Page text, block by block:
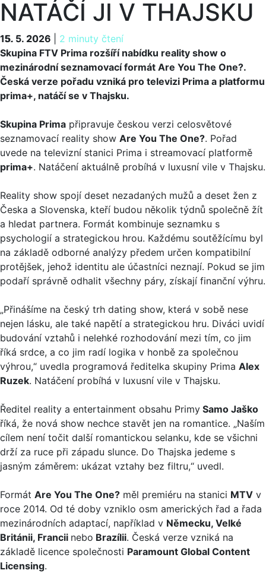
NATÁČÍ JI V THAJSKU
15. 5. 2026 2 minuty čtení
15. 5. 2026
Skupina FTV Prima rozšíří nabídku reality show o
mezinárodní seznamovací formát Are You The One?.
Česká verze pořadu vzniká pro televizi Prima a platformu
prima+, natáčí se v Thajsku.
Skupina Prima připravuje českou verzi celosvětové
seznamovací reality show Are You The One?. Pořad
uvede na televizní stanici Prima i streamovací platformě
prima+. Natáčení aktuálně probíhá v luxusní vile v Thajsku.
Reality show spojí deset nezadaných mužů a deset žen z
Česka a Slovenska, kteří budou několik týdnů společně žít
a hledat partnera. Formát kombinuje seznamku s
psychologií a strategickou hrou. Každému soutěžícímu byl
na základě odborné analýzy předem určen kompatibilní
protějšek, jehož identitu ale účastníci neznají. Pokud se jim
podaří správně odhalit všechny páry, získají finanční výhru.
„Přinášíme na český trh dating show, která v sobě nese
nejen lásku, ale také napětí a strategickou hru. Diváci uvidí
budování vztahů i nelehké rozhodování mezi tím, co jim
říká srdce, a co jim radí logika v honbě za společnou
výhrou,“ uvedla programová ředitelka skupiny Prima Alex
Ruzek. Natáčení probíhá v luxusní vile v Thajsku.
Ředitel reality a entertainment obsahu Primy Samo Jaško
říká, že nová show nechce stavět jen na romantice. „Naším
cílem není točit další romantickou selanku, kde se všichni
drží za ruce při západu slunce. Do Thajska jedeme s
jasným záměrem: ukázat vztahy bez filtru,“ uvedl.
Formát Are You The One? měl premiéru na stanici MTV v
roce 2014. Od té doby vzniklo osm amerických řad a řada
mezinárodních adaptací, například v Německu, Velké
Británii, Francii nebo Brazílii. Česká verze vzniká na
základě licence společnosti Paramount Global Content
Licensing.